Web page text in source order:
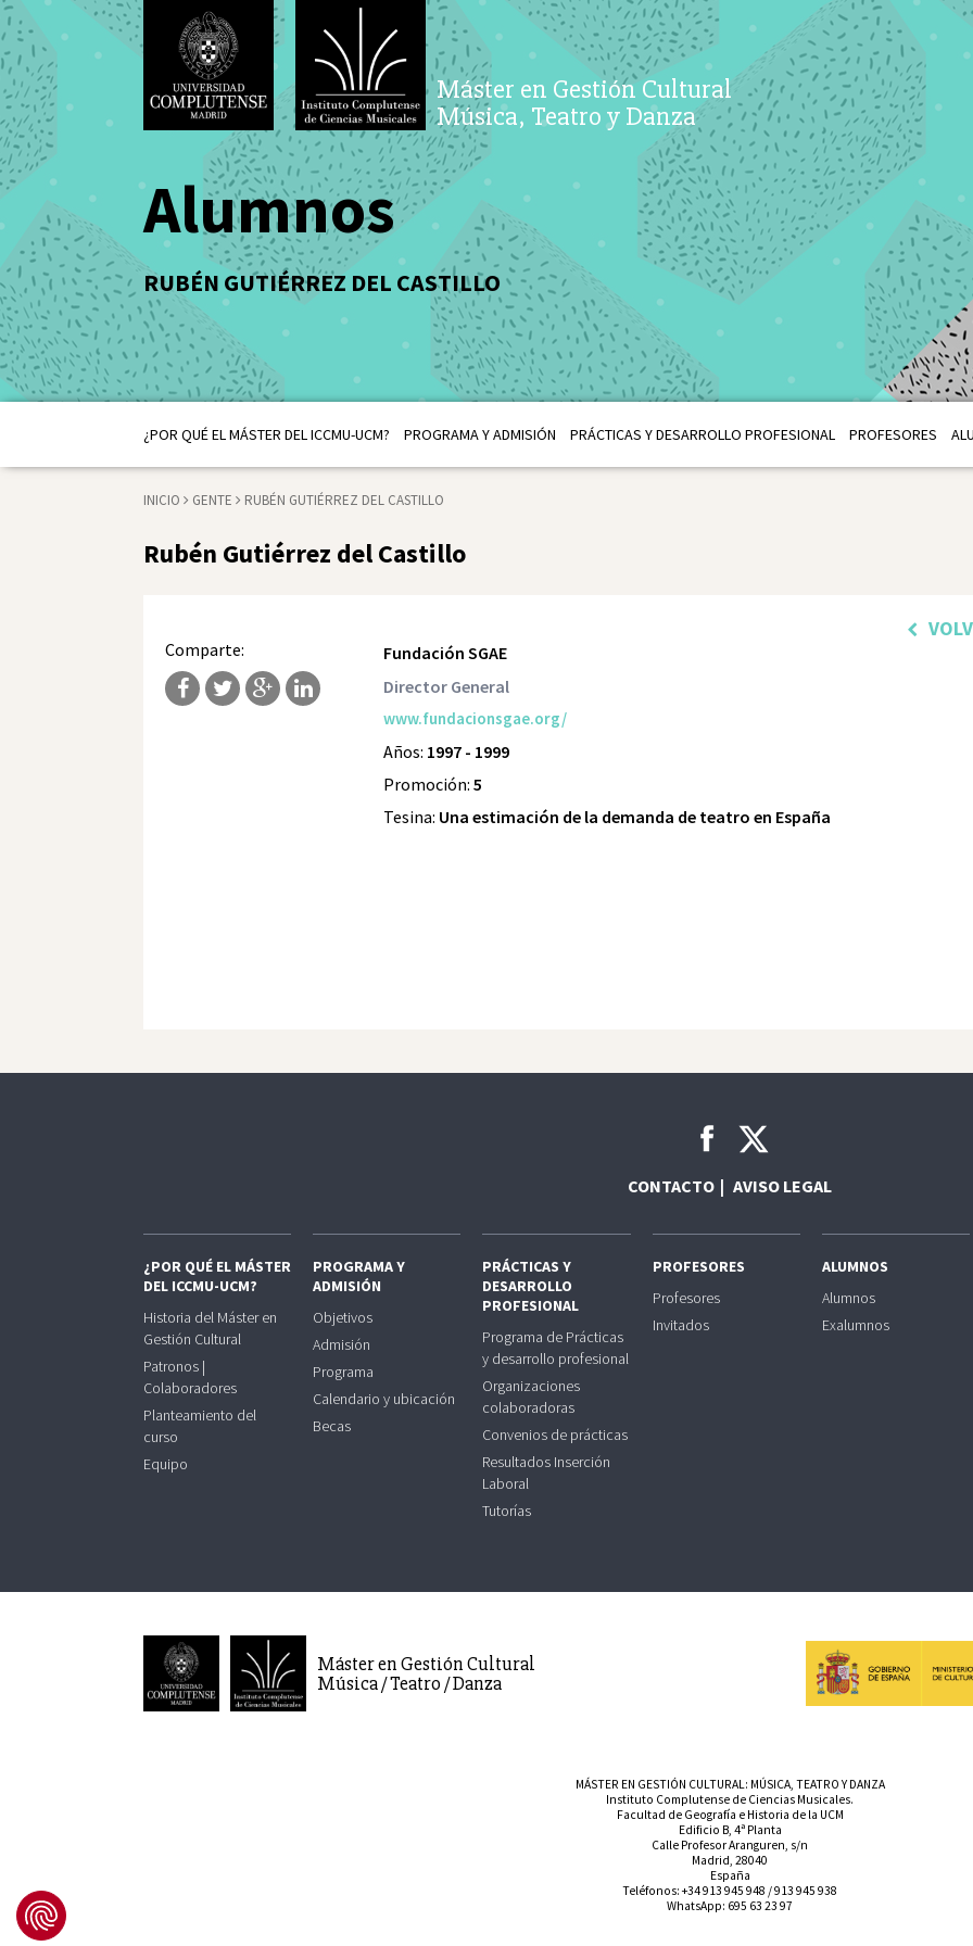
Máster en Gestión Cultural
Música, Teatro y Danza
Alumnos
RUBÉN GUTIÉRREZ DEL CASTILLO
¿POR QUÉ EL MÁSTER DEL ICCMU-UCM? PROGRAMA Y ADMISIÓN PRÁCTICAS Y DESARROLLO PROFESIONAL PROFESORES
INICIO GENTE RUBÉN GUTIÉRREZ DEL CASTILLO
Rubén Gutiérrez del Castillo
Comparte:
Fundación SGAE
Director General
www.fundacionsgae.org/
Años: 1997 - 1999
Promoción:5
Tesina: Una estimación de la demanda de teatro en España
CONTACTO AVISO LEGAL
¿POR QUÉ EL MÁSTER
DEL ICCMU-UCM?
Historia del Máster en
Gestión Cultural
Patronos |
Colaboradores
Planteamiento del
curso
Equipo
PROGRAMA Y
ADMISIÓN
Objetivos
Admisión
Programa
Calendario y ubicación
Becas
PRÁCTICAS Y
DESARROLLO
PROFESIONAL
Programa de Prácticas
y desarrollo profesional
Organizaciones
colaboradoras
Convenios de prácticas
Resultados Inserción
Laboral
Tutorías
PROFESORES
Profesores
Invitados
ALUMNOS
Alumnos
Exalumnos
Máster en Gestión Cultural
Música / Teatro / Danza
MÁSTER EN GESTIÓN CULTURAL: MÚSICA, TEATRO Y DANZA
Instituto Complutense de Ciencias Musicales.
Facultad de Geografía e Historia de la UCM
Edificio B, 4ª Planta
Calle Profesor Aranguren, s/n
Madrid, 28040
España
Teléfonos: +34 913 945 948 /913 945 938
WhatsApp: 695 63 23 97